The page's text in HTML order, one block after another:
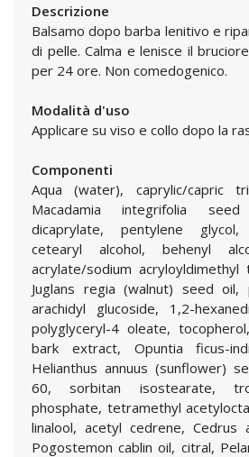
Descrizione
Balsamo dopo barba lenitivo e
di pelle. Calma e lenisce il
per 24 ore. Non comedogenico.
Modalità d'uso
Applicare su viso e collo dopo la
Componenti
Aqua (water), caprylic/capric
Macadamia integrifolia
dicaprylate, pentylene glycol,
cetearyl alcohol, behenyl
acrylate/sodium acryloyldimethyl
Juglans regia (walnut) seed oil,
arachidyl glucoside, 1,2-
polyglyceryl-4 oleate,
bark extract, Opuntia ficus-
Helianthus annuus (sunflower)
60, sorbitan isostearate,
phosphate, tetramethyl
linalool, acetyl cedrene, Cedrus
Pogostemon cablin oil, citral,